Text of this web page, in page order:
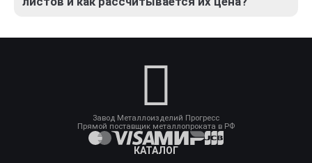
они используются для изготовления теплообменников,
формы. Стоимость медного листа напрямую зависит от
Завод Металлоизделий Прогресс
Прямой поставщик металлопроката в РФ
КАТАЛОГ